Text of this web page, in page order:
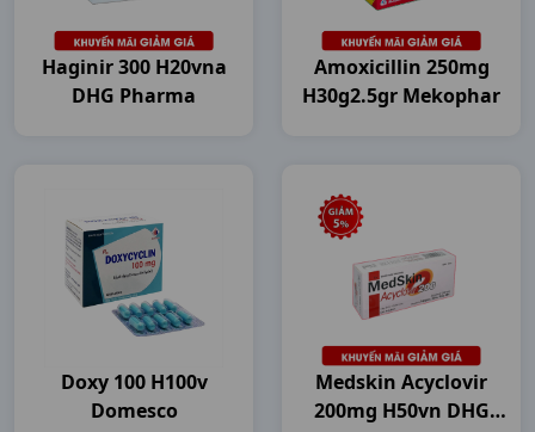
Haginir 300 H20vna
DHG Pharma
Amoxicillin 250mg
H30g2.5gr Mekophar
Doxy 100 H100v
Domesco
Medskin Acyclovir
200mg H50vn DHG